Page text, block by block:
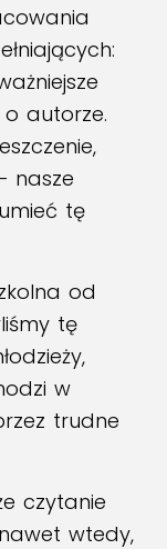
autorze.
nasze
tę
od
tę
w
trudne
czytanie
wtedy,